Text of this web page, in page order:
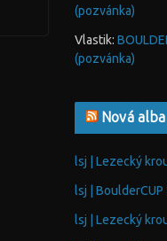
(pozvánka)
Vlastik:
(pozvánka)
Nová
lsj | Lezecký
lsj | BoulderCUP
lsj | Lezecký